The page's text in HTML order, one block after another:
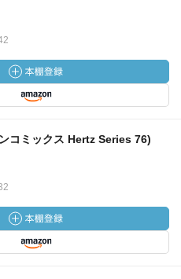
コミックス Hertz Series 76)